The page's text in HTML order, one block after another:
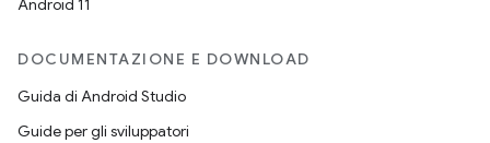
Android 11
DOCUMENTAZIONE E DOWNLOAD
Guida di Android Studio
Guide per gli sviluppatori